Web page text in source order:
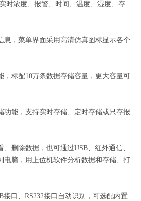
浓度、报警、时间、温度、湿度、存
，菜单界面采用高清仿真图标显示各个
标配10万条数据存储容量，更大容量可
能，支持实时存储、定时存储或只存报
删除数据，也可通过USB、红外通信、
电脑，用上位机软件分析数据和存储、打
口、RS232接口自动识别，可选配内置